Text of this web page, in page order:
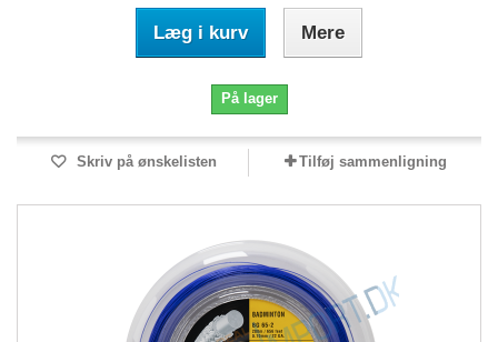
Læg i kurv Mere
På lager
Skriv på ønskelisten Tilføj sammenligning